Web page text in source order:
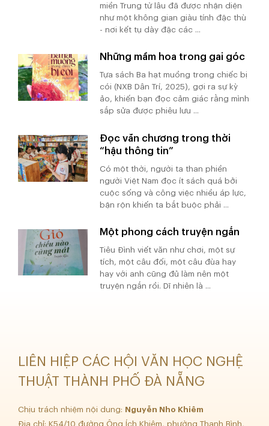
miền Trung từ lâu đã được nhận diện
như một không gian giàu tính đặc thù
- nơi kết tụ dày đặc các ...
Những mầm hoa trong gai góc
Tựa sách Ba hạt muồng trong chiếc bị
cói (NXB Dân Trí, 2025), gợi ra sự kỳ
ảo, khiến bạn đọc cảm giác rằng mình
sắp sửa được phiêu lưu ...
Đọc văn chương trong thời
“hậu thông tin”
Có một thời, người ta than phiền
người Việt Nam đọc ít sách quá bởi
cuộc sống và công việc nhiều áp lực,
bận rộn khiến ta bắt buộc phải ...
Một phong cách truyện ngắn
Tiêu Đình viết văn như chơi, một sự
tích, một câu đối, một câu đùa hay
hay với anh cũng đủ làm nên một
truyện ngắn rồi. Dĩ nhiên là ...
LIÊN HIỆP CÁC HỘI VĂN HỌC NGHỆ
THUẬT THÀNH PHỐ ĐÀ NẴNG
Chịu trách nhiệm nội dung: Nguyễn Nho Khiêm
Địa chỉ: K54/10 đường Ông Ích Khiêm, phường Thanh Bình,